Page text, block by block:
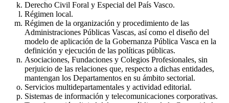
Derecho Civil Foral y Especial del País Vasco.
Régimen local.
Régimen de la organización y procedimiento de las
Administraciones Públicas Vascas, así como el diseño del
modelo de aplicación de la Gobernanza Pública Vasca en la
definición y ejecución de las políticas públicas.
Asociaciones, Fundaciones y Colegios Profesionales, sin
perjuicio de las relaciones que, respecto a dichas entidades,
mantengan los Departamentos en su ámbito sectorial.
Servicios multidepartamentales y actividad editorial.
Sistemas de información y telecomunicaciones corporativas.